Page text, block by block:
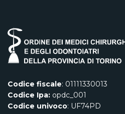
Codice fiscale: 01111330013
Codice Ipa: opdc_001
Codice univoco: UF74PD